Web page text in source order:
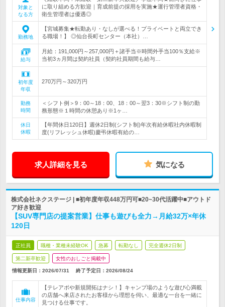
対象と
なる方
に取り組める方歓迎｜育成前提の採用を実施★運行管理者資格・
衛生管理者は優遇◎
勤務地
【宮城募集★転勤あり・なしが選べる！プライベートと両立でき
る職場！】 ◎仙台長町センター（本社）…
給与
月給：191,000円～257,000円＋諸手当※時間外手当100％支給※
当初3ヵ月間は契約社員（契約社員期間も給与…
初年度
年収
270万円～320万円
勤務
時間
＜シフト例＞9：00～18：00、18：00～翌3：30※シフト制の勤
務形態※１時間の休憩あり※1ヶ…
休日
休暇
【年間休日120日】週休2日制(シフト制)年次有給休暇社内休暇制
度(リフレッシュ休暇)慶弔休暇有給の…
求人詳細を見る 気になる
株式会社ネクステージ | ■初年度年収448万円可■20~30代活躍中■アウトド
ア好き歓迎
【SUV専門店の提案営業】仕事も遊びも全力→月給32万×年休
120日
正社員 職種・業種未経験OK 急募 転勤なし 完全週休2日制
第二新卒歓迎 女性のおしごと掲載中
情報更新日：2026/07/31 終了予定日： 2026/08/24
仕事内容
【テレアポや新規開拓はナシ！】キャンプ場のような遊び心満載
の店舗へ来店されたお客様から理想を伺い、最適な一台を一緒に
見つける仕事です。